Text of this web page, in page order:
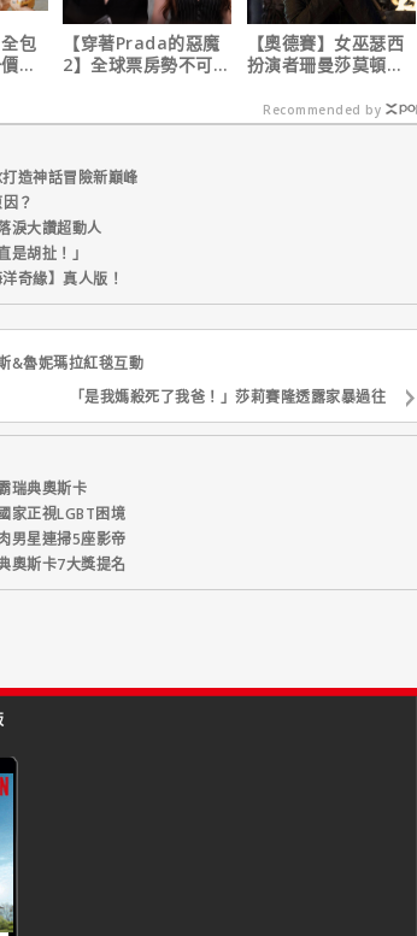
包
搞
更
【穿著Prada的惡魔
2】全球票房勢不可
元
【奧德賽】女巫瑟西
扮演者珊曼莎莫頓曝
戲！
Recommended by
造神話冒險新巔峰
？
淚大讚超動人
胡扯！」
奇緣】真人版！
&魯妮瑪拉紅毯互動
「是我媽殺死了我爸！」莎莉賽隆透露家暴過往
瑞典奧斯卡
家正視LGBT困境
男星連掃5座影帝
奧斯卡7大獎提名